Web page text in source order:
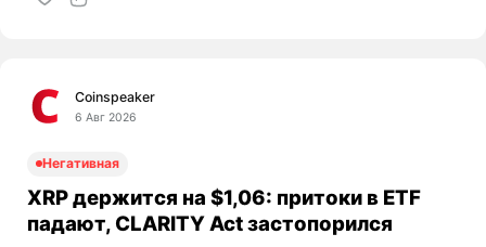
Coinspeaker
6 Авг 2026
Негативная
XRP держится на $1,06: притоки в ETF
падают, CLARITY Act застопорился